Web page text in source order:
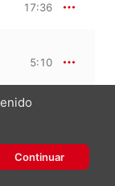
17:36
5:10
Continuar